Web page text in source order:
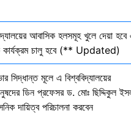
আবাসিক হলসমূহ খুলে দেয়া হবে
কার্যক্রম চালু হবে (** Updated)
সিদ্ধান্ত মূলে এ বিশ্ববিদ্যালয়ের
ডিন প্রফেসর ড. মোঃ ছিদ্দিকুল
দায়িত্ব পরিচালনা করবেন